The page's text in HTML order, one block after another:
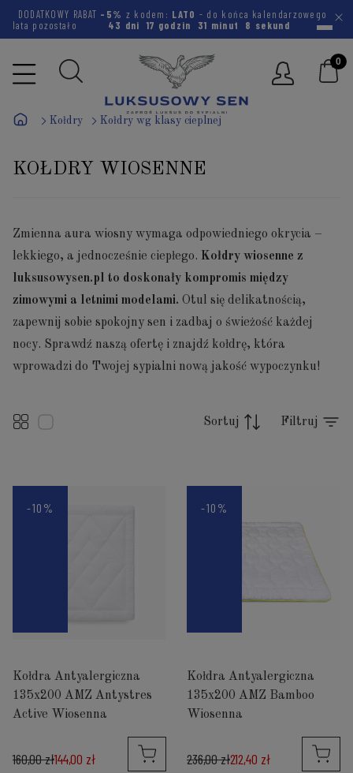
DODATKOWY RABAT -5% z kodem: LATO - do końca kalendarzowego
lata pozostało
43 dni 17 godzin 31 minut 7 sekund
Kołdry Kołdry wg klasy cieplnej
KOŁDRY WIOSENNE
Zmienna aura wiosny wymaga odpowiedniego okrycia –
lekkiego, a jednocześnie ciepłego. Kołdry wiosenne z
luksusowysen.pl to doskonały kompromis między
zimowymi a letnimi modelami. Otul się delikatnością,
zapewnij sobie spokojny sen i zadbaj o świeżość każdej
nocy. Sprawdź naszą ofertę i znajdź kołdrę, która
wprowadzi do Twojej sypialni nową jakość wypoczynku!
Sortuj Filtruj
-10%
Kołdra Antyalergiczna
135x200 AMZ Antystres
Active Wiosenna
144,00 zł
160,00 zł
-10%
Kołdra Antyalergiczna
135x200 AMZ Bamboo
Wiosenna
212,40 zł
236,00 zł